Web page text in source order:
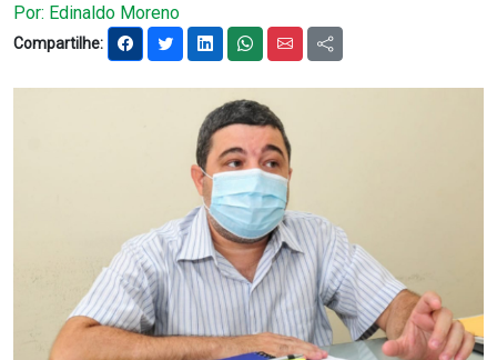
Portal do Contribuinte
Notícias
Por: Edinaldo Moreno
Compartilhe: